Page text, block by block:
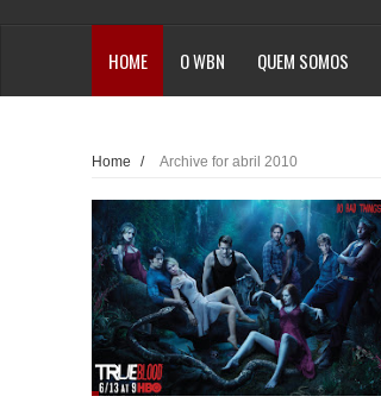
HOME O WBN QUEM SOMOS
Home / Archive for abril 2010